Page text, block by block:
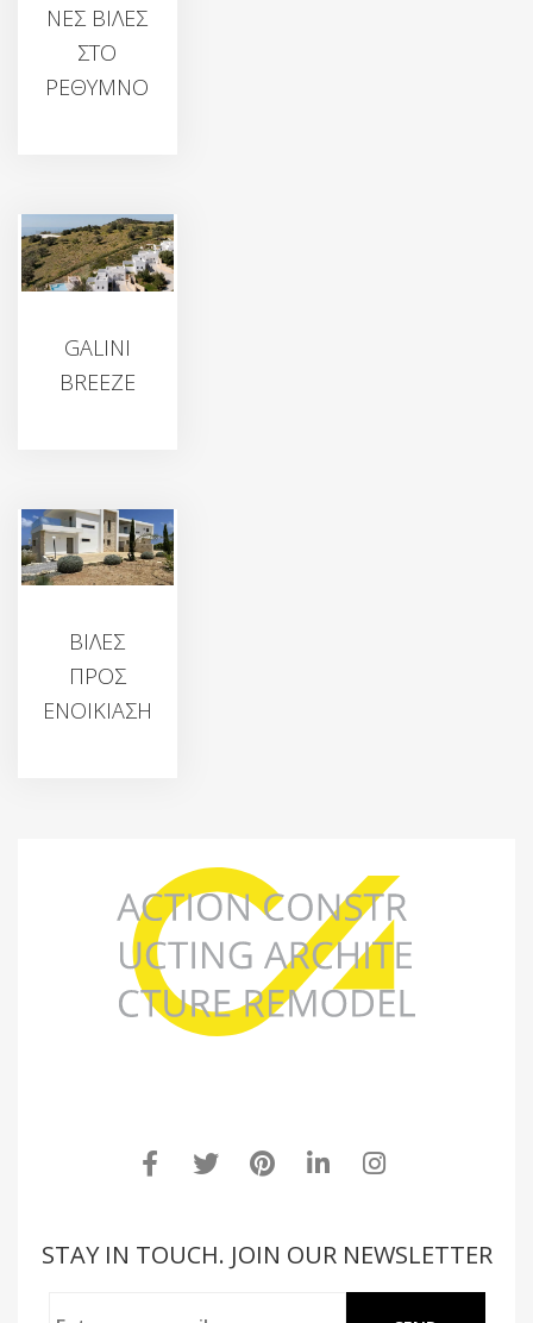
ΝΕΣ ΒΙΛΕΣ
ΣΤΟ
ΡΕΘΥΜΝΟ
GALINI
BREEZE
ΒΙΛΕΣ
ΠΡΟΣ
ΕΝΟΙΚΙΑΣΗ
STAY IN TOUCH. JOIN OUR NEWSLETTER